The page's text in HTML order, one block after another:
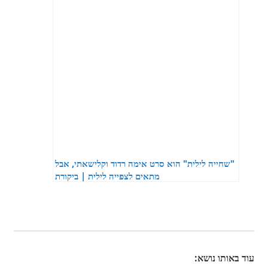
"שחייה לילית" הוא סרט אימה רדוד וקלישאתי, אבל
מתאים לצפייה לילית | ביקורת
עוד באותו נושא: